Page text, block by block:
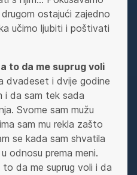
ostajući zajedno
učimo ljubiti i poštivati
to da me suprug voli
dvadeset i dvije godine
i da sam tek sada
Svome sam mužu
sam mu rekla zašto
se kada sam shvatila
odnosu prema meni.
da me suprug voli i da